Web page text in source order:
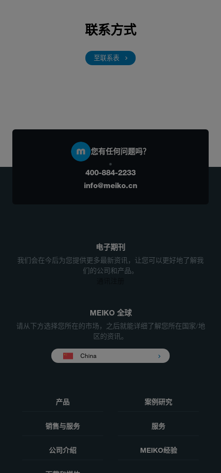
联系方式
至联系表
您有任何问题吗？
400-884-2233
info@meiko.cn
电子期刊
我们会在今后为您提供更多最新资讯，让您可以更好地了解我
们的公司和产品。
MEIKO 全球
请从下方选择您所在的市场，之后就能详细了解您所在国家/地
区的资讯。
China
产品 案例研究
销售与服务 服务
公司介绍 MEIKO经验